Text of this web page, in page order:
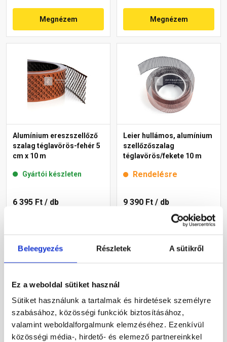
Beleegyezés Részletek A sütikről
Ez a weboldal sütiket használ
Sütiket használunk a tartalmak és hirdetések személyre
szabásához, közösségi funkciók biztosításához,
valamint weboldalforgalmunk elemzéséhez. Ezenkívül
közösségi média-, hirdető- és elemező partnereinkkel
Megnézem Megnézem
Alumínium ereszszellőző
szalag téglavörös-fehér 5
cm x 10 m
Gyártói készleten
6 395 Ft / db
Leier hullámos, alumínium
szellőzőszalag
téglavörös/fekete 10 m
Rendelésre
9 390 Ft / db